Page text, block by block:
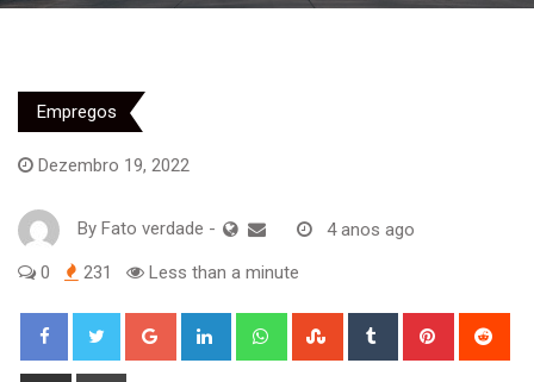
Empregos
Dezembro 19, 2022
By Fato verdade - 4 anos ago
0 231 Less than a minute
Google+ LinkedIn WhatsappStumbleUpon
Tumblr Pinterest